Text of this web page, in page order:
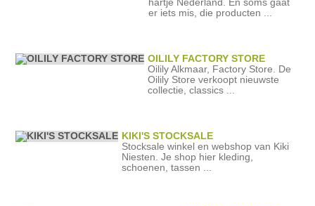
er iets mis, die producten ...
OILILY FACTORY STORE
Oilily Alkmaar, Factory Store. De
Oilily Store verkoopt nieuwste
collectie, classics ...
KIKI'S STOCKSALE
Stocksale winkel en webshop van Kiki
Niesten. Je shop hier kleding,
schoenen, tassen ...